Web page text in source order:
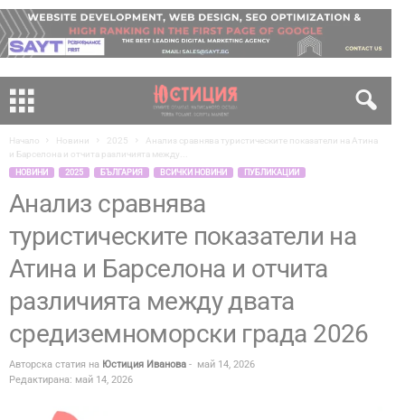
Начало Новини 2025
Анализ сравнява туристическите показатели на Атина
и Барселона и отчита различията между...
НОВИНИ 2025 БЪЛГАРИЯ ВСИЧКИ НОВИНИ ПУБЛИКАЦИИ
Анализ сравнява
туристическите показатели на
Атина и Барселона и отчита
различията между двата
средиземноморски града 2026
Авторска статия на Юстиция Иванова - май 14, 2026
Редактирана: май 14, 2026